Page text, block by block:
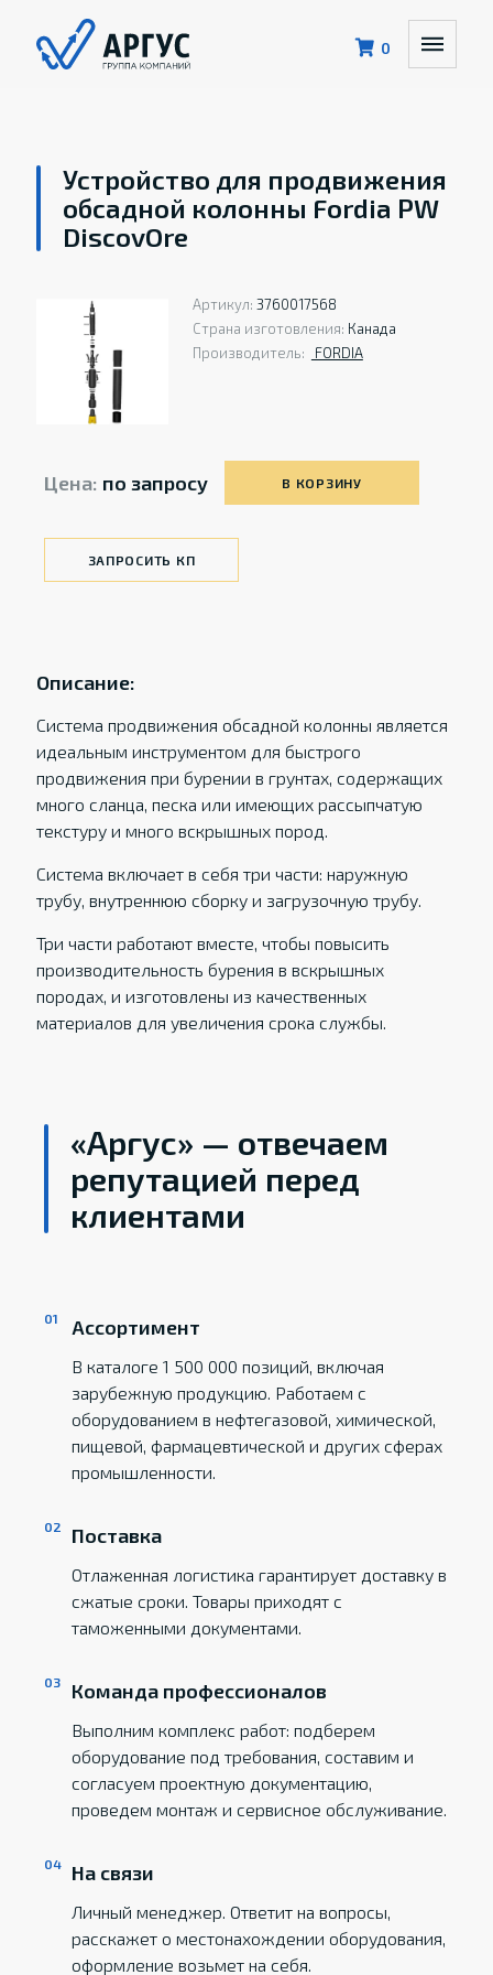
0
Устройство для продвижения
обсадной колонны Fordia PW
DiscovOre
Артикул: 3760017568
Страна изготовления: Канада
Производитель:
FORDIA
Цена: по запросу В КОРЗИНУ
ЗАПРОСИТЬ КП
Описание:
Система продвижения обсадной колонны является
идеальным инструментом для быстрого
продвижения при бурении в грунтах, содержащих
много сланца, песка или имеющих рассыпчатую
текстуру и много вскрышных пород.
Система включает в себя три части: наружную
трубу, внутреннюю сборку и загрузочную трубу.
Три части работают вместе, чтобы повысить
производительность бурения в вскрышных
породах, и изготовлены из качественных
материалов для увеличения срока службы.
«Аргус» — отвечаем
репутацией перед
клиентами
Ассортимент
В каталоге 1 500 000 позиций, включая
зарубежную продукцию. Работаем с
оборудованием в нефтегазовой, химической,
пищевой, фармацевтической и других сферах
промышленности.
Поставка
Отлаженная логистика гарантирует доставку в
сжатые сроки. Товары приходят с
таможенными документами.
Команда профессионалов
Выполним комплекс работ: подберем
оборудование под требования, составим и
согласуем проектную документацию,
проведем монтаж и сервисное обслуживание.
На связи
Личный менеджер. Ответит на вопросы,
расскажет о местонахождении оборудования,
оформление возьмет на себя.